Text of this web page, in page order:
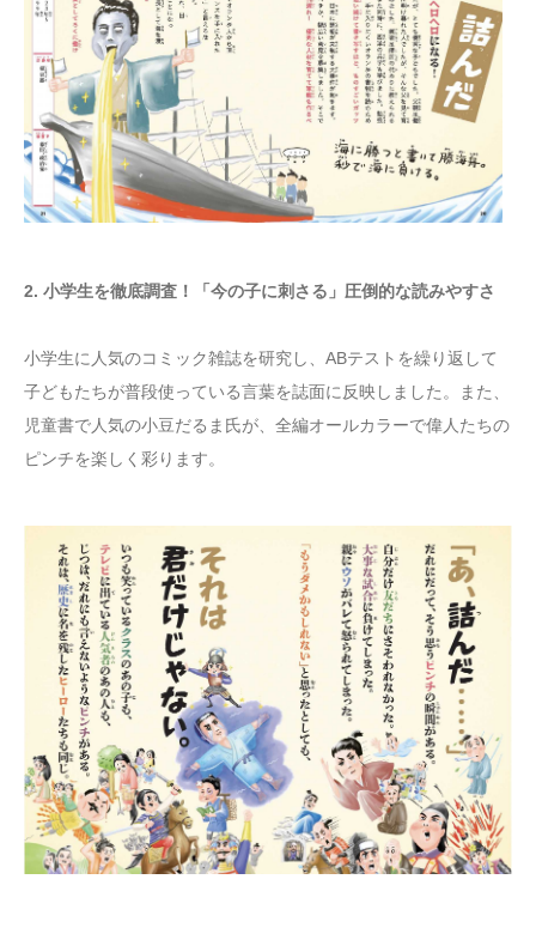
2. 小学生を徹底調査！「今の子に刺さる」圧倒的な読みやすさ
小学生に人気のコミック雑誌を研究し、ABテストを繰り返して
子どもたちが普段使っている言葉を誌面に反映しました。また、
児童書で人気の小豆だるま氏が、全編オールカラーで偉人たちの
ピンチを楽しく彩ります。